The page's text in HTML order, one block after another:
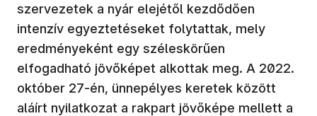
szervezetek a nyár elejétől kezdődően
intenzív egyeztetéseket folytattak, mely
eredményeként egy széleskörűen
elfogadható jövőképet alkottak meg. A 2022.
október 27-én, ünnepélyes keretek között
aláírt nyilatkozat a rakpart jövőképe mellett a